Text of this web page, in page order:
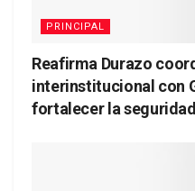
PRINCIPAL
Reafirma Durazo
interinstitucional con
fortalecer la